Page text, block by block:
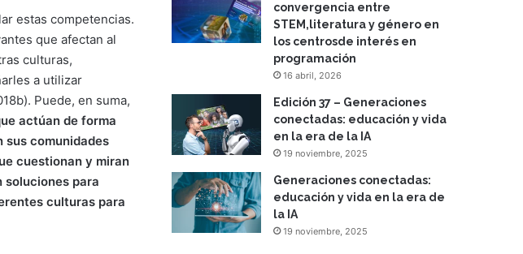
estas competencias.
que afectan al
culturas,
a utilizar
Puede, en suma,
actúan de forma
sus comunidades
cuestionan y miran
soluciones para
culturas para
convergencia entre
STEM,literatura y género en
los centrosde interés en
programación
16 abril, 2026
Edición 37 – Generaciones
conectadas: educación y vida
en la era de la IA
19 noviembre, 2025
Generaciones conectadas:
educación y vida en la era de
la IA
19 noviembre, 2025